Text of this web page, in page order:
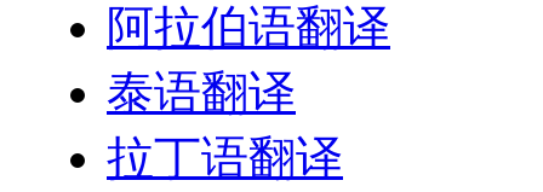
阿拉伯语翻译
泰语翻译
拉丁语翻译